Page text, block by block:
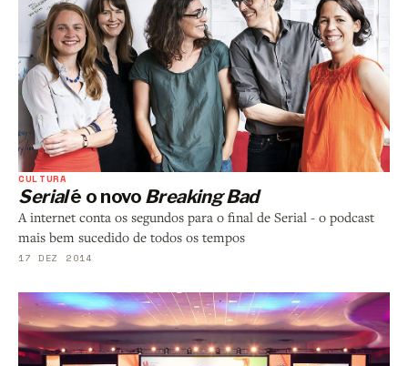
CULTURA
Serialé o novo Breaking Bad
A internet conta os segundos para o final de Serial - o podcast
mais bem sucedido de todos os tempos
17 DEZ 2014